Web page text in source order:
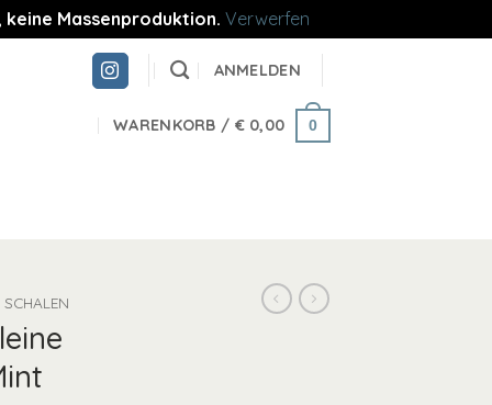
Massenproduktion. Verwerfen
ANMELDEN
WARENKORB / €0,00 0
SCHALEN